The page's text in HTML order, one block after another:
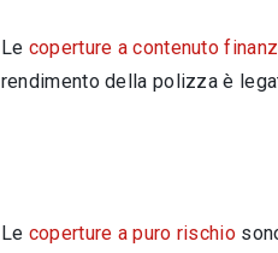
Le coperture a contenuto
rendimento della polizza è
Le coperture a puro rischio